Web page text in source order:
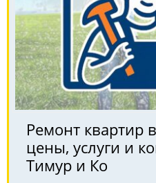
Ремонт квартир
цены, услуги и
Тимур и Ко